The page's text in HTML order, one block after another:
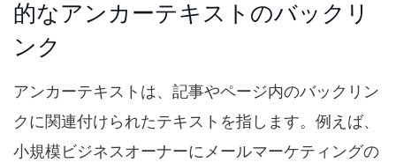
的なアンカーテキストのバックリ
ンク
アンカーテキストは、記事やページ内のバックリン
クに関連付けられたテキストを指します。例えば、
小規模ビジネスオーナーにメールマーケティングの